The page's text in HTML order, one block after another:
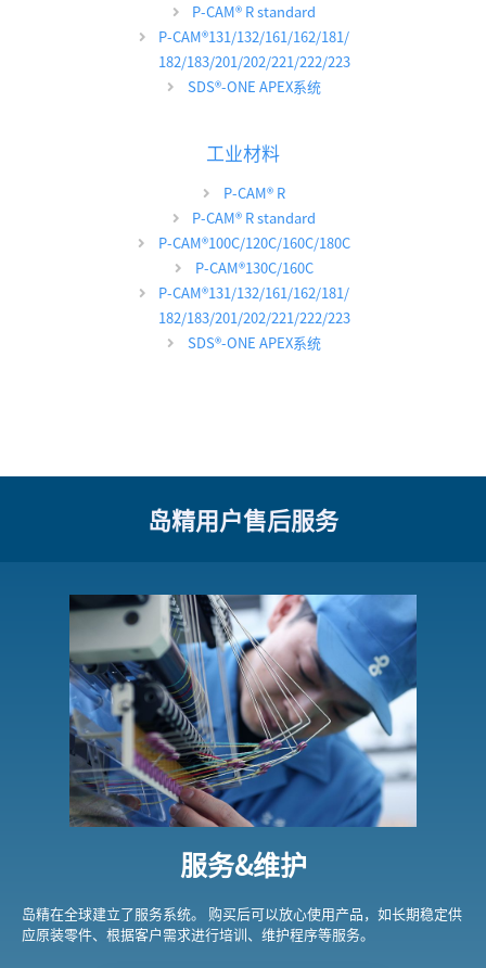
P-CAM® R standard
P-CAM®131/132/161/162/181/
182/183/201/202/221/222/223
SDS®-ONE APEX系统
工业材料
P-CAM®R
P-CAM® R standard
P-CAM®100C/120C/160C/180C
P-CAM®130C/160C
P-CAM®131/132/161/162/181/
182/183/201/202/221/222/223
SDS®-ONE APEX系统
岛精用户售后服务
服务&维护
岛精在全球建立了服务系统。 购买后可以放心使用产品，如长期稳定供
应原装零件、根据客户需求进行培训、维护程序等服务。